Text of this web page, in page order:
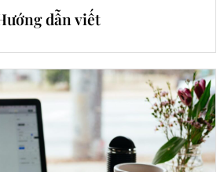
dẫn viết